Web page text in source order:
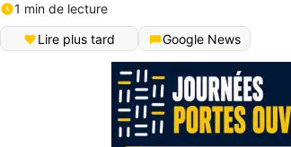
1 min de lecture
Lire plus tard
Google News